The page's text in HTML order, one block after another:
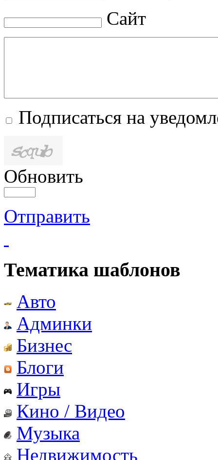
Сайт
Подписаться на
Обновить
Отправить
Тематика шаблонов
Авто
Админки
Бизнес
Блоги
Игры
Кино / Видео
Музыка
Недвижимость